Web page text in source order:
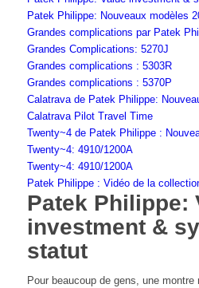
Patek Philippe: Nouveaux modèles
Grandes complications par Patek
Grandes Complications: 5270J
Grandes complications : 5303R
Grandes complications : 5370P
Calatrava de Patek Philippe:
Calatrava Pilot Travel Time
Twenty~4 de Patek Philippe :
Twenty~4: 4910/1200A
Twenty~4: 4910/1200A
Patek Philippe : Vidéo de la
Patek Philippe:
investment &
statut
Pour beaucoup de gens, une montre